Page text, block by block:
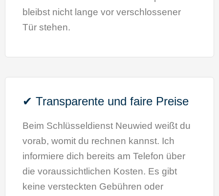
bleibst nicht lange vor verschlossener
Tür stehen.
✔ Transparente und faire Preise
Beim Schlüsseldienst Neuwied weißt du
vorab, womit du rechnen kannst. Ich
informiere dich bereits am Telefon über
die voraussichtlichen Kosten. Es gibt
keine versteckten Gebühren oder